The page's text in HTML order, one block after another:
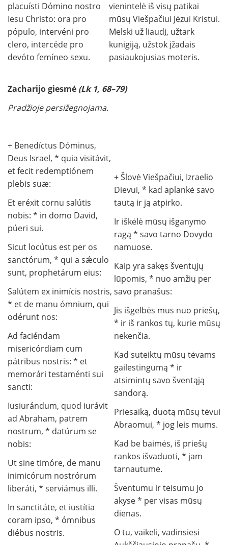
placuísti Dómino nostro
Iesu Christo: ora pro
pópulo, intervéni pro
clero, intercéde pro
devóto femíneo sexu.
vienintelė iš visų patikai
mūsų Viešpačiui Jėzui Kristui.
Melski už liaudį, užtark
kunigiją, užstok įžadais
pasiaukojusias moteris.
Zacharijo giesmė (Lk 1, 68–79)
Pradžioje persižegnojama.
+ Benedíctus Dóminus,
Deus Israel, * quia visitávit,
et fecit redemptiónem
plebis suæ:
Et eréxit cornu salútis
nobis: * in domo David,
púeri sui.
Sicut locútus est per os
sanctórum, * qui a sǽculo
sunt, prophetárum eius:
Salútem ex inimícis nostris,
* et de manu ómnium, qui
odérunt nos:
Ad faciéndam
misericórdiam cum
pátribus nostris: * et
memorári testaménti sui
sancti:
Iusiurándum, quod iurávit
ad Abraham, patrem
nostrum, * datúrum se
nobis:
Ut sine timóre, de manu
inimicórum nostrórum
liberáti, * serviámus illi.
In sanctitáte, et iustítia
coram ipso, * ómnibus
diébus nostris.
+ Šlovė Viešpačiui, Izraelio
Dievui, * kad aplankė savo
tautą ir ją atpirko.
Ir iškėlė mūsų išganymo
ragą * savo tarno Dovydo
namuose.
Kaip yra sakęs šventųjų
lūpomis, * nuo amžių per
savo pranašus:
Jis išgelbės mus nuo priešų,
* ir iš rankos tų, kurie mūsų
nekenčia.
Kad suteiktų mūsų tėvams
gailestingumą * ir
atsimintų savo šventąją
sandorą.
Priesaiką, duotą mūsų tėvui
Abraomui, * jog leis mums.
Kad be baimės, iš priešų
rankos išvaduoti, * jam
tarnautume.
Šventumu ir teisumu jo
akyse * per visas mūsų
dienas.
O tu, vaikeli, vadinsiesi